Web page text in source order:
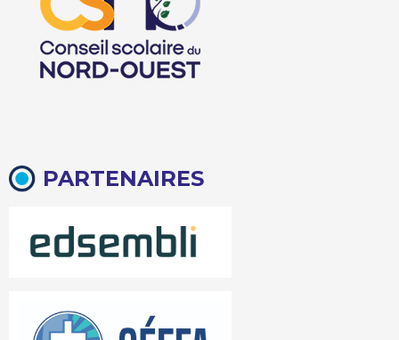
PARTENAIRES